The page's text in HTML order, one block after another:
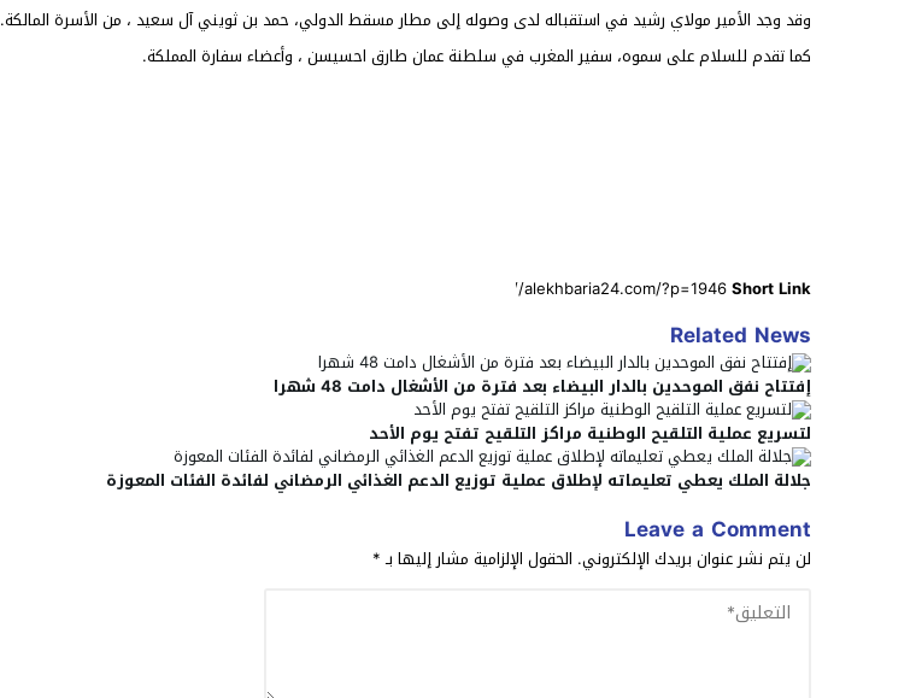
وقد وجد الأمير مولاي رشيد في استقباله لدى وصوله إلى مطار مسقط الدولي، حمد بن ثويني آل سعيد ، من الأسرة المالكة.
كما تقدم للسلام على سموه، سفير المغرب في سلطنة عمان طارق احسيسن ، وأعضاء سفارة المملكة.
Short Link
Related News
إفتتاح نفق الموحدين بالدار البيضاء بعد فترة من الأشغال دامت 48 شهرا
لتسريع عملية التلقيح الوطنية مراكز التلقيح تفتح يوم الأحد
جلالة الملك يعطي تعليماته لإطلاق عملية توزيع الدعم الغذائي الرمضاني لفائدة الفئات المعوزة
Leave a Comment
لن يتم نشر عنوان بريدك الإلكتروني. الحقول الإلزامية مشار إليها بـ*